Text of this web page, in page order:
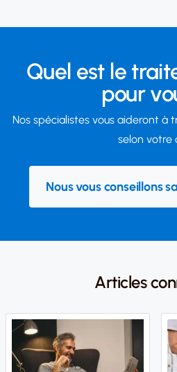
Quel est le
pour
Nos spécialistes vous aideront à
selon votre
Nous vous conseillons
Articles